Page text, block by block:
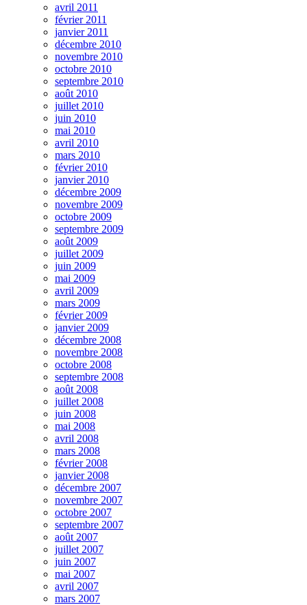
avril 2011
février 2011
janvier 2011
décembre 2010
novembre 2010
octobre 2010
septembre 2010
août 2010
juillet 2010
juin 2010
mai 2010
avril 2010
mars 2010
février 2010
janvier 2010
décembre 2009
novembre 2009
octobre 2009
septembre 2009
août 2009
juillet 2009
juin 2009
mai 2009
avril 2009
mars 2009
février 2009
janvier 2009
décembre 2008
novembre 2008
octobre 2008
septembre 2008
août 2008
juillet 2008
juin 2008
mai 2008
avril 2008
mars 2008
février 2008
janvier 2008
décembre 2007
novembre 2007
octobre 2007
septembre 2007
août 2007
juillet 2007
juin 2007
mai 2007
avril 2007
mars 2007